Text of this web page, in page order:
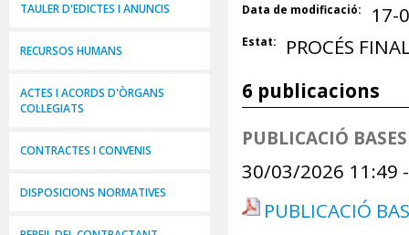
TAULER D'EDICTES I ANUNCIS
RECURSOS HUMANS
ACTES I ACORDS D'ÒRGANS
COL·LEGIATS
CONTRACTES I CONVENIS
DISPOSICIONS NORMATIVES
Data de modificació: 17-
Estat:
PROCÉS
6 publicacions
PUBLICACIÓ
30/03/2026 11:49
PUBLICACIÓ